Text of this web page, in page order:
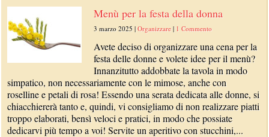
Menù per la festa della donna
3 marzo 2025 |Organizzare | 1 Commento
Avete deciso di organizzare una cena per la
festa delle donne e volete idee per il menù?
Innanzitutto addobbate la tavola in modo
simpatico, non necessariamente con le mimose, anche con
roselline e petali di rosa! Essendo una serata dedicata alle donne, si
chiacchiererà tanto e, quindi, vi consigliamo di non realizzare piatti
troppo elaborati, bensì veloci e pratici, in modo che possiate
dedicarvi più tempo a voi! Servite un aperitivo con stucchini,...